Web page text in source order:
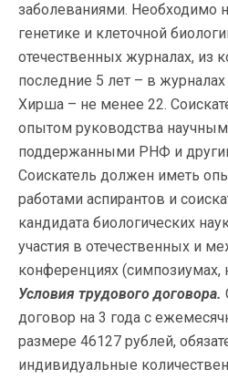
заболеваниями. Необходимо
генетике и клеточной
отечественных журналах, из
последние 5 лет – в
Хирша – не менее 22.
опытом руководства
поддержанными РНФ и
Соискатель должен иметь
работами аспирантов и
кандидата биологических
участия в отечественных и
конференциях (симпозиумах,
Условия трудового договора.
договор на 3 года с
размере 46127 рублей,
индивидуальные